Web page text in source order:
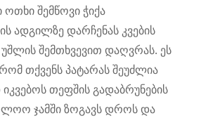
შემწოვი ჭიქა
ადგილზე დარჩენას კვების
შემთხვევით დაღვრას. ეს
თქვენს პატარას შეუძლია
თეფშის გადაბრუნების
ჯამში ზოგავს დროს და